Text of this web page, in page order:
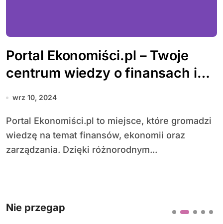
Portal Ekonomiści.pl – Twoje
centrum wiedzy o finansach i
ekonomii
wrz 10, 2024
Portal Ekonomiści.pl to miejsce, które gromadzi
wiedzę na temat finansów, ekonomii oraz
zarządzania. Dzięki różnorodnym...
Nie przegap